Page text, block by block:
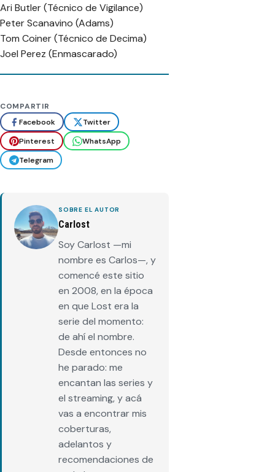
Ari Butler (Técnico de Vigilance)
Peter Scanavino (Adams)
Tom Coiner (Técnico de Decima)
Joel Perez (Enmascarado)
COMPARTIR
Facebook
Twitter
Pinterest
WhatsApp
Telegram
SOBRE EL AUTOR
Carlost
Soy Carlost —mi
nombre es Carlos—, y
comencé este sitio
en 2008, en la época
en que Lost era la
serie del momento:
de ahí el nombre.
Desde entonces no
he parado: me
encantan las series y
el streaming, y acá
vas a encontrar mis
coberturas,
adelantos y
recomendaciones de